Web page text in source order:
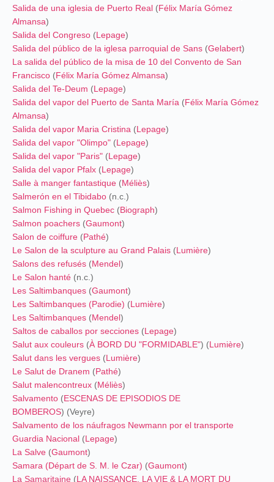
Salida de una iglesia de Puerto Real (Félix María Gómez
Almansa)
Salida del Congreso (Lepage)
Salida del público de la iglesa parroquial de Sans (Gelabert)
La salida del público de la misa de 10 del Convento de San
Francisco (Félix María Gómez Almansa)
Salida del Te-Deum (Lepage)
Salida del vapor del Puerto de Santa María (Félix María Gómez
Almansa)
Salida del vapor Maria Cristina (Lepage)
Salida del vapor "Olimpo" (Lepage)
Salida del vapor "Paris" (Lepage)
Salida del vapor Pfalx (Lepage)
Salle à manger fantastique (Méliès)
Salmerón en el Tibidabo (n.c.)
Salmon Fishing in Quebec (Biograph)
Salmon poachers (Gaumont)
Salon de coiffure (Pathé)
Le Salon de la sculpture au Grand Palais (Lumière)
Salons des refusés (Mendel)
Le Salon hanté (n.c.)
Les Saltimbanques (Gaumont)
Les Saltimbanques (Parodie) (Lumière)
Les Saltimbanques (Mendel)
Saltos de caballos por secciones (Lepage)
Salut aux couleurs (À BORD DU "FORMIDABLE") (Lumière)
Salut dans les vergues (Lumière)
Le Salut de Dranem (Pathé)
Salut malencontreux (Méliès)
Salvamento (ESCENAS DE EPISODIOS DE
BOMBEROS) (Veyre)
Salvamento de los náufragos Newmann por el transporte
Guardia Nacional (Lepage)
La Salve (Gaumont)
Samara (Départ de S. M. le Czar) (Gaumont)
La Samaritaine (LA NAISSANCE, LA VIE & LA MORT DU